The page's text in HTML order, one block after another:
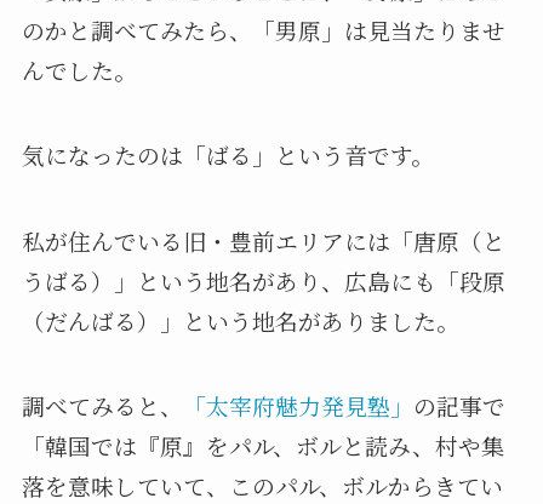
のかと調べてみたら、「男原」は見当たりませ
んでした。
気になったのは「ばる」という音です。
私が住んでいる旧・豊前エリアには「唐原（と
うばる）」という地名があり、広島にも「段原
（だんばる）」という地名がありました。
調べてみると、 「太宰府魅力発見塾」 の記事で
「韓国では『原』をパル、ボルと読み、村や集
落を意味していて、このパル、ボルからきてい